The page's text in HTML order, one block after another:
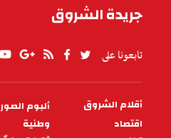
جريدة الشروق
تابعونا على
PIED
DE
أقلام الشروق
ألبوم الصور
اقتصاد
وطنية